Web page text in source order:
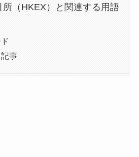
所（HKEX）と関連する用語
事